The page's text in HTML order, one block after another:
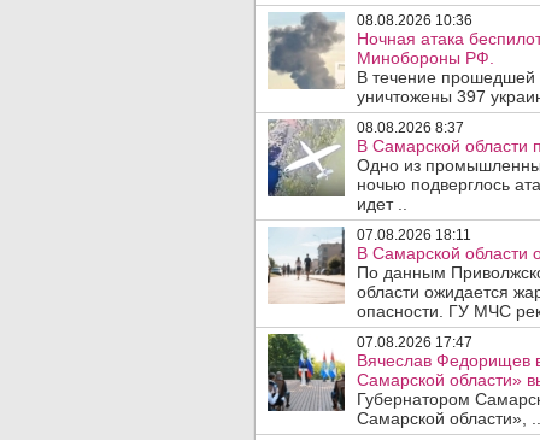
08.08.2026 10:36
Ночная атака
Минобороны РФ.
В течение
уничтожены 397
08.08.2026 8:37
В Самарской области
Одно из
ночью подверглось
идет ..
07.08.2026 18:11
В Самарской области
По данным
области ожидается
опасности. ГУ МЧС
07.08.2026 17:47
Вячеслав Федорищев
Самарской области»
Губернатором
Самарской области», ..